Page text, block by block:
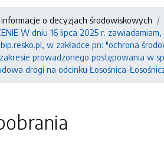
o decyzjach środowiskowych
W dniu 16 lipca 2025 r.
w zakładce pn: "ochrona
prowadzonego postępowania w
drogi na odcinku Łosośnica-